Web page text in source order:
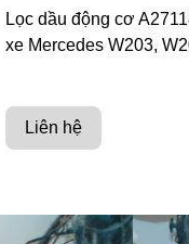
Lọc dầu động cơ
xe Mercedes W203,
Liên hệ